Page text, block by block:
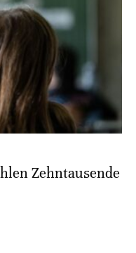
Zehntausende